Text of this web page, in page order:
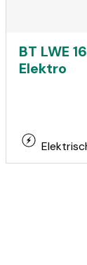
BT LWE
Elektro